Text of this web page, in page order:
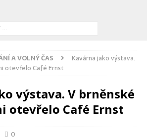
A VOLNÝ ČAS
Kavárna jako výstava.
otevřelo Café Ernst
výstava. V brněnské
otevřelo Café Ernst
0